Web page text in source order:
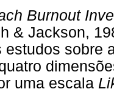
Burnout
& Jackson,
estudos sobre
uma escala